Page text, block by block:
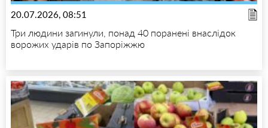
20.07.2026, 08:51
Три людини загинули, понад 40 поранені внаслідок
ворожих ударів по Запоріжжю